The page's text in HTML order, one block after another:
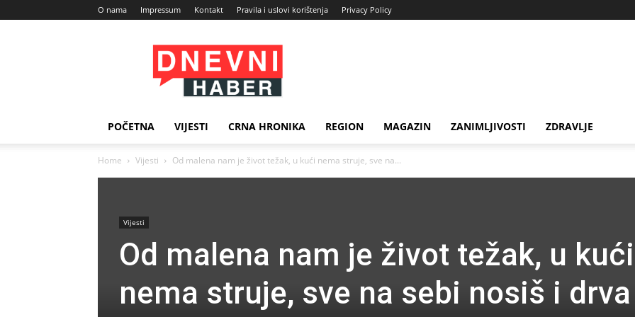
O nama Impressum Kontakt Pravila i uslovi korištenja Privacy Policy
Dnevni
Haber
POČETNA VIJESTI CRNA HRONIKA REGION MAGAZIN ZANIMLJIVOSTI ZDRAVLJE
Home Vijesti Od malena nam je život težak, u kući nema struje, sve na...
Vijesti
Od malena nam je život težak, u kući
nema struje, sve na sebi nosiš i